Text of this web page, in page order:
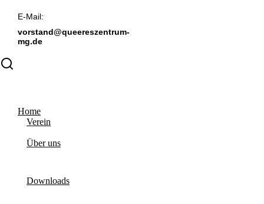
E-Mail:
vorstand@queereszentrum-
mg.de
Home
Verein
Über uns
Downloads